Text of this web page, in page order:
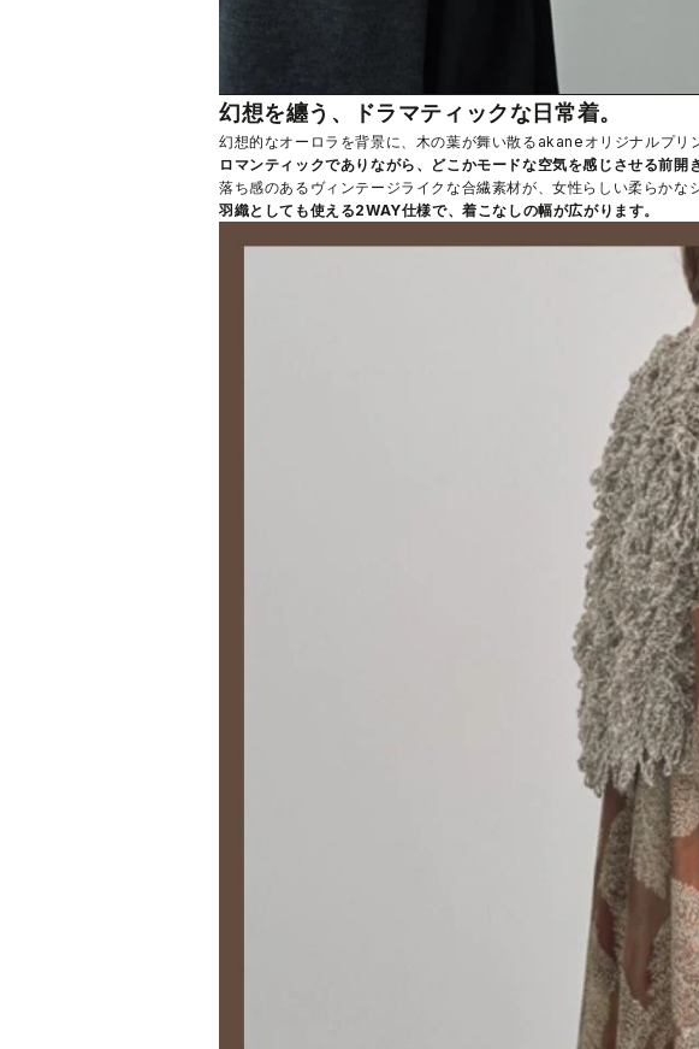
幻想を纏う、ドラマティックな日常着。
幻想的なオーロラを背景に、木の葉が舞い散るakaneオリジナルプリ
ロマンティックでありながら、どこかモードな空気を感じさせる前開
落ち感のあるヴィンテージライクな合繊素材が、女性らしい柔らかな
羽織としても使える2WAY仕様で、着こなしの幅が広がります。